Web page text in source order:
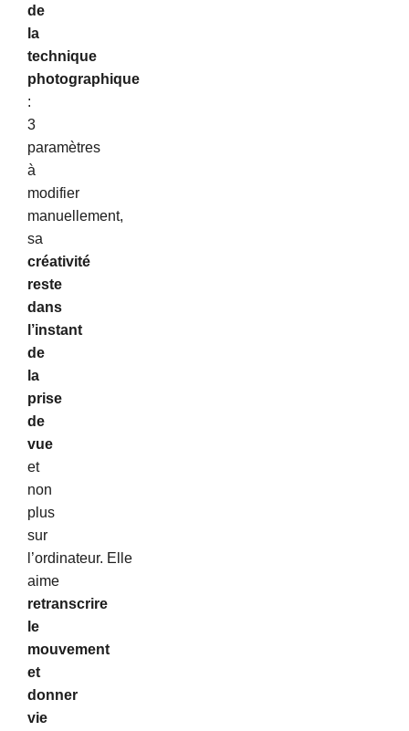
de
la
technique
photographique
:
3
paramètres
à
modifier
manuellement,
sa
créativité
reste
dans
l’instant
de
la
prise
de
vue
et
non
plus
sur
l’ordinateur. Elle
aime
retranscrire
le
mouvement
et
donner
vie